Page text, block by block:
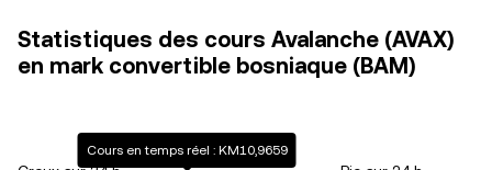
Statistiques des cours Avalanche (AVAX)
en mark convertible bosniaque (BAM)
Cours en temps réel : KM10,9659